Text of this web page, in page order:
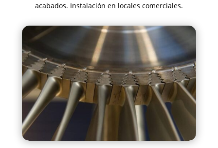
acabados. Instalación en locales comerciales.